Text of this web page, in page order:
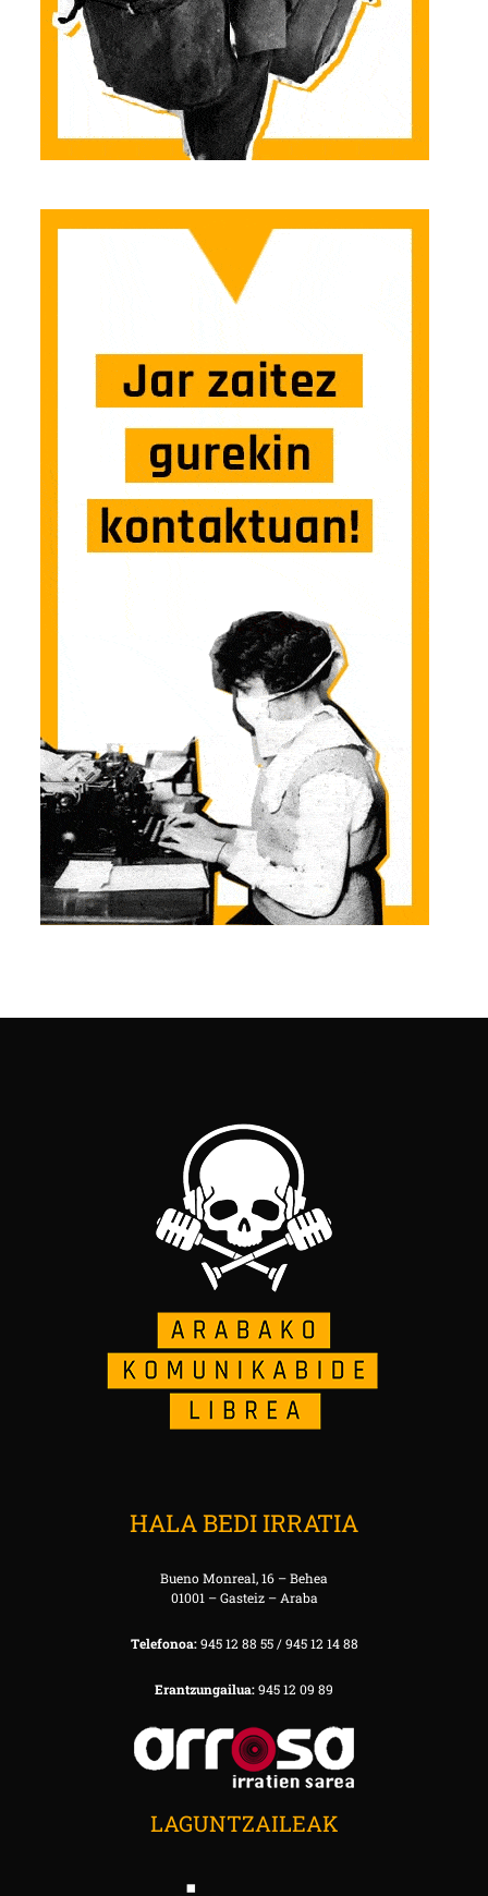
HALA BEDI IRRATIA
Bueno Monreal, 16 – Behea
01001 – Gasteiz – Araba
Telefonoa:945 12 88 55 / 945 12 14 88
Erantzungailua:945 12 09 89
LAGUNTZAILEAK